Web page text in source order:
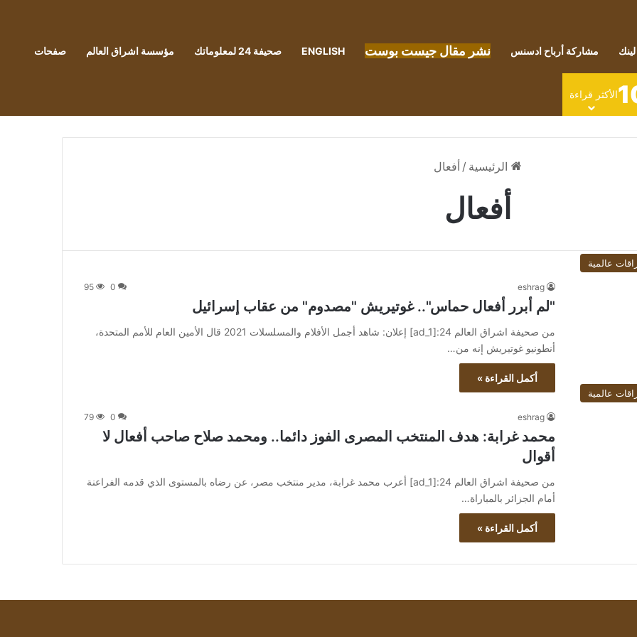
مشاركة أرباح ادسنس نشر مقال جيست بوست ENGLISH صحيفة 24 لمعلوماتك مؤسسة اشراق العالم صفحات
الأكثر قراءة
الرئيسية / أفعال
أفعال
عالمية
eshrag
0
95
"لم أبرر أفعال حماس".. غوتيريش "مصدوم" من عقاب إسرائيل
من صحيفة اشراق العالم 24:[ad_1] إعلان: شاهد أجمل الأفلام والمسلسلات 2021 قال الأمين العام للأمم المتحدة،
أنطونيو غوتيريش إنه من…
أكمل القراءة »
عالمية
eshrag
0
79
محمد غرابة: هدف المنتخب المصرى الفوز دائما.. ومحمد صلاح صاحب أفعال لا
أقوال
من صحيفة اشراق العالم 24:[ad_1] أعرب محمد غرابة، مدير منتخب مصر، عن رضاه بالمستوى الذي قدمه الفراعنة
أمام الجزائر بالمباراة…
أكمل القراءة »